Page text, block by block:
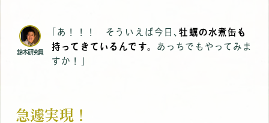
鈴木研究員
｢あ！！！ そういえば今日､牡蠣の水煮缶も
持ってきているんです。 あっちでもやってみま
すか！｣
急遽実現！